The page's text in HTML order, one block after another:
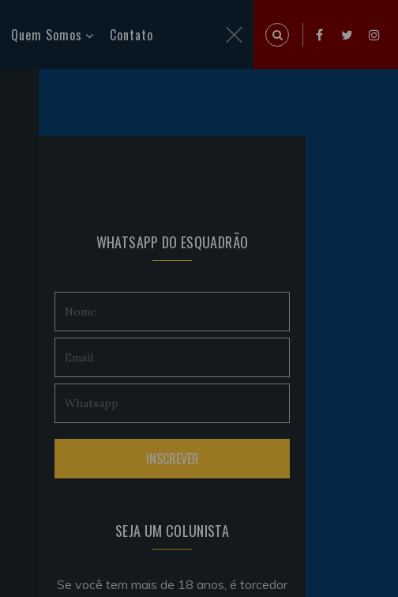
Quem Somos Contato
WHATSAPP DO ESQUADRÃO
SEJA UM COLUNISTA
Se você tem mais de 18 anos, é torcedor